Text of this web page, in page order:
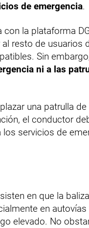
de emergencia.
la plataforma
resto de usuarios
Sin
ni a las
una patrulla de
el conductor
servicios de
en que la
en
elevado. No